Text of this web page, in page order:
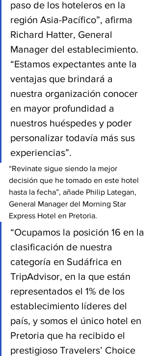
paso de los hoteleros en la
región Asia-Pacífico”, afirma
Richard Hatter, General
Manager del establecimiento.
“Estamos expectantes ante la
ventajas que brindará a
nuestra organización conocer
en mayor profundidad a
nuestros huéspedes y poder
personalizar todavía más sus
experiencias”.
“Revinate sigue siendo la mejor
decisión que he tomado en este hotel
hasta la fecha”, añade Philip Lategan,
General Manager del Morning Star
Express Hotel en Pretoria.
“Ocupamos la posición 16 en la
clasificación de nuestra
categoría en Sudáfrica en
TripAdvisor, en la que están
representados el 1% de los
establecimiento líderes del
país, y somos el único hotel en
Pretoria que ha recibido el
prestigioso Travelers’ Choice